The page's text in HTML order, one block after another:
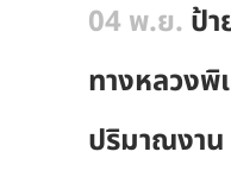
04 พ.ย. ป้า
ทางหลวงพิ
ปริมาณงา